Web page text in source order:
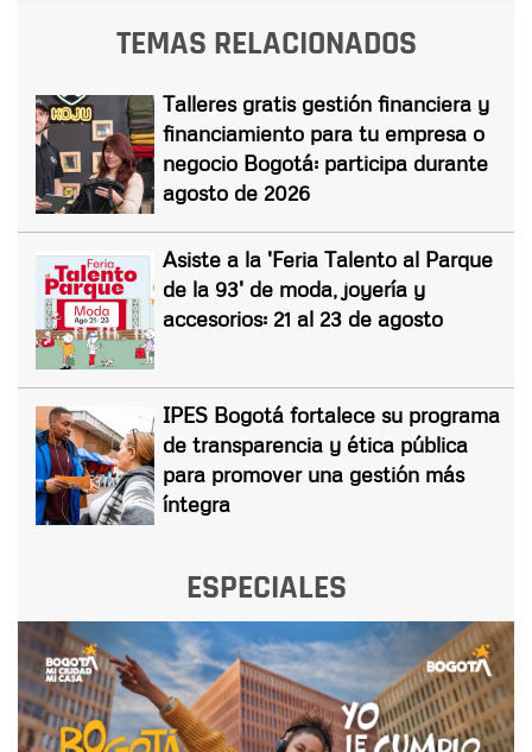
TEMAS RELACIONADOS
Talleres gratis gestión financiera y
financiamiento para tu empresa o
negocio Bogotá: participa durante
agosto de 2026
Asiste a la 'Feria Talento al Parque
de la 93' de moda, joyería y
accesorios: 21 al 23 de agosto
IPES Bogotá fortalece su programa
de transparencia y ética pública
para promover una gestión más
íntegra
ESPECIALES